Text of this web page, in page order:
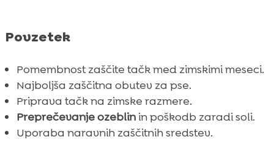
 Preverjanje tačk po sprehodu
Zdravljenje poškodovanih tačk
 Snežne razmere in kako se jim prilagoditi
 Vpliv soli na pasje tačke
 Uporabne navade za varčnejši zimski
Povzetek
Pomembnost zaščite tačk med zimskimi meseci.
Najboljša zaščitna obutev za pse.
Priprava tačk na zimske razmere.
Preprečevanje ozeblinin poškodb zaradi soli.
Uporaba naravnih zaščitnih sredstev.